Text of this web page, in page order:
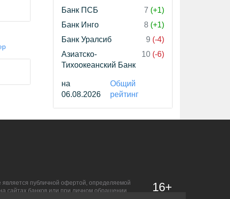
Банк ПСБ
7 (+1)
Банк Инго
8 (+1)
Банк Уралсиб
9 (-4)
Азиатско-
Тихоокеанский Банк
10 (-6)
на
06.08.2026
Общий
рейтинг
публичной офертой, определяемой
сайтах банков или при личном обращении.
16+